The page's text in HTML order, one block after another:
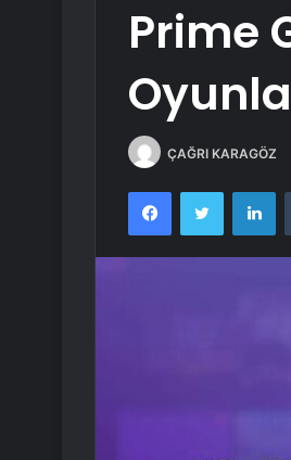
Prime
ÇAĞRI KARAGÖZ
FacebookTwitter